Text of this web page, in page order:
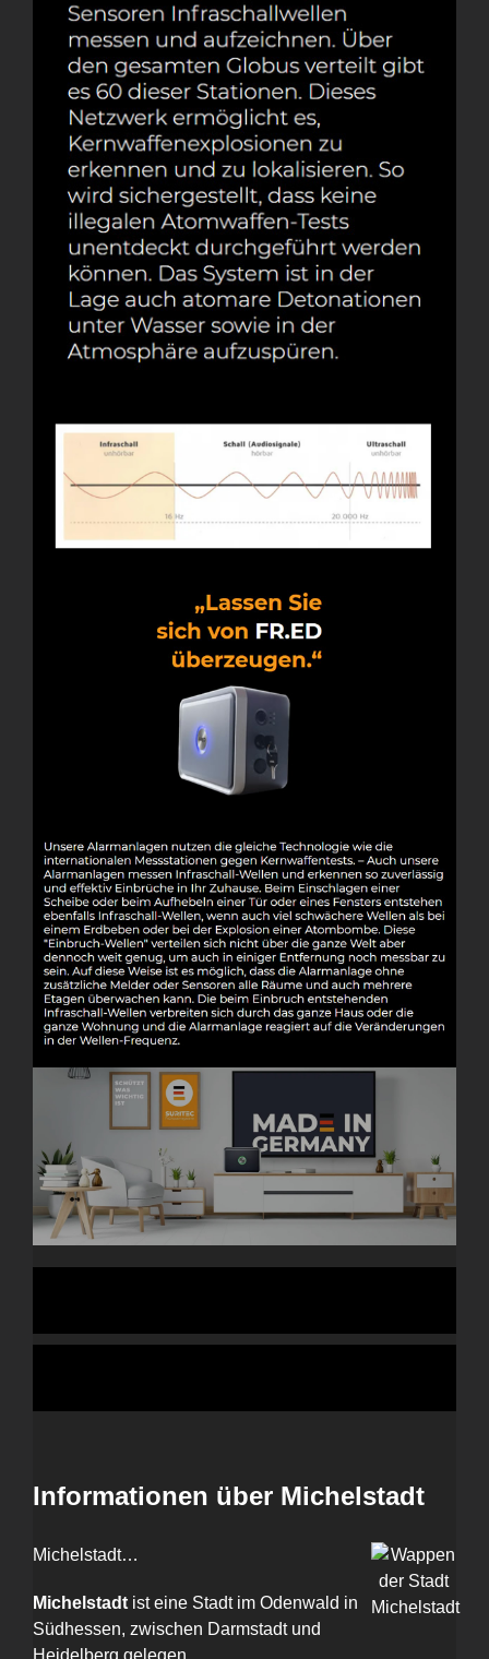
Informationen über Michelstadt
Michelstadt…
Michelstadt ist eine Stadt im Odenwald in
Südhessen, zwischen Darmstadt und
Heidelberg gelegen.